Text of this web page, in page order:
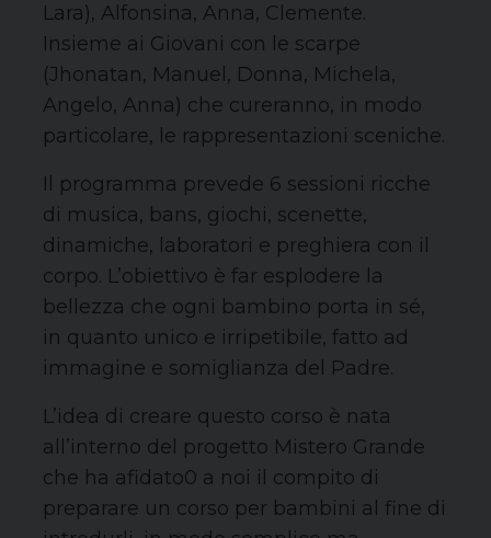
Lara), Alfonsina, Anna, Clemente.
Insieme ai Giovani con le scarpe
(Jhonatan, Manuel, Donna, Michela,
Angelo, Anna) che cureranno, in modo
particolare, le rappresentazioni sceniche.
Il programma prevede 6 sessioni ricche
di musica, bans, giochi, scenette,
dinamiche, laboratori e preghiera con il
corpo. L’obiettivo è far esplodere la
bellezza che ogni bambino porta in sé,
in quanto unico e irripetibile, fatto ad
immagine e somiglianza del Padre.
L’idea di creare questo corso è nata
all’interno del progetto Mistero Grande
che ha afidato0 a noi il compito di
preparare un corso per bambini al fine di